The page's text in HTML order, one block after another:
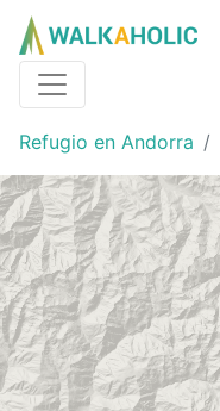
Refugio en Andorra